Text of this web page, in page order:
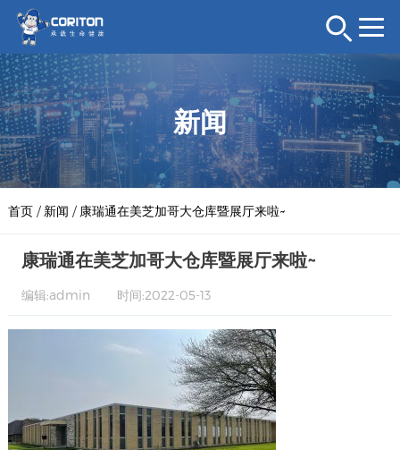
新闻
首页/ 新闻 / 康瑞通在美芝加哥大仓库暨展厅来啦~
康瑞通在美芝加哥大仓库暨展厅来啦~
编辑:admin 时间:2022-05-13